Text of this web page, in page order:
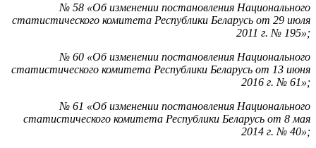
№ 58 «Об изменении постановления Национального
статистического комитета Республики Беларусь от 29 июля
2011 г. № 195»;
№ 60 «Об изменении постановления Национального
статистического комитета Республики Беларусь от 13 июня
2016 г. № 61»;
№ 61 «Об изменении постановления Национального
статистического комитета Республики Беларусь от 8 мая
2014 г. № 40»;